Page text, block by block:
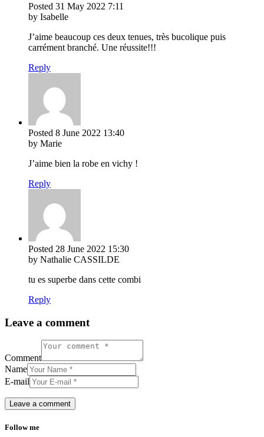
Posted 31 May 2022 7:11
by Isabelle
J’aime beaucoup ces deux tenues, très bucolique puis
carrément branché. Une réussite!!!
Reply
Posted 8 June 2022 13:40
by Marie
J’aime bien la robe en vichy !
Reply
Posted 28 June 2022 15:30
by Nathalie CASSILDE
tu es superbe dans cette combi
Reply
Leave a comment
Comment
Name
E-mail
Follow me